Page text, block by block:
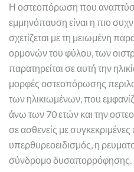
Η οστεοπόρωση που
εμμηνόπαυση είναι η πιο
σχετίζεται με τη μειωμένη
ορμονών του φύλου, των
παρατηρείται σε αυτή την
μορφές οστεοπόρωσης
των ηλικιωμένων, που
άνω των 70 ετών και την
σε ασθενείς με
υπερθυρεοειδισμός, η
σύνδρομο δυσαπορρόφησης.